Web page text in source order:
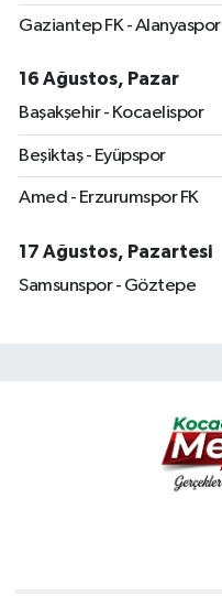
Gaziantep FK - Alanyaspor
16 Ağustos, Pazar
Başakşehir - Kocaelispor
Beşiktaş - Eyüpspor
Amed - Erzurumspor FK
17 Ağustos, Pazartesi
Samsunspor - Göztepe